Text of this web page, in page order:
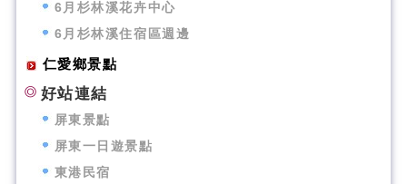
6月杉林溪花卉中心
6月杉林溪住宿區週邊
仁愛鄉景點
好站連結
屏東景點
屏東一日遊景點
東港民宿